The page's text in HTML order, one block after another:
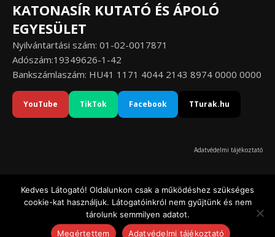
KATONASÍR KUTATÓ ÉS ÁPOLÓ
EGYESÜLET
Nyilvántartási szám: 01-02-0017871
Adószám:19349626-1-42
Bankszámlaszám: HU41 1171 4044 2143 8974 0000 0000
YouTube TikTok Facebook TTurak.hu
Adatvédelmi tájékoztató
© Katonasír Kutató és Ápoló Egyesület 2020-2026
Ashe a sablont készítette: WP Royal
Kedves Látogató! Oldalunkon csak a működéshez szükséges
cookie-kat használjuk. Látogatóinkról nem gyűjtünk és nem
tárolunk semmilyen adatot.
Megértettem
Adatvédelmi tájékoztató